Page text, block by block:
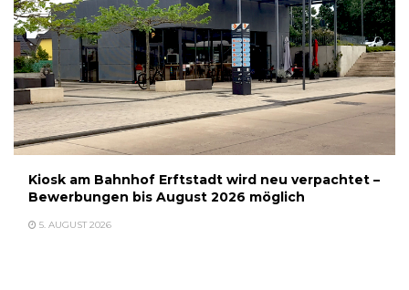
Kiosk am Bahnhof Erftstadt wird neu verpachtet –
Bewerbungen bis August 2026 möglich
5. AUGUST 2026